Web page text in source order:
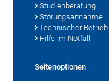
Studienberatung
Störungsannahme
Technischer Betrieb
Hilfe im Notfall
Seitenoptionen